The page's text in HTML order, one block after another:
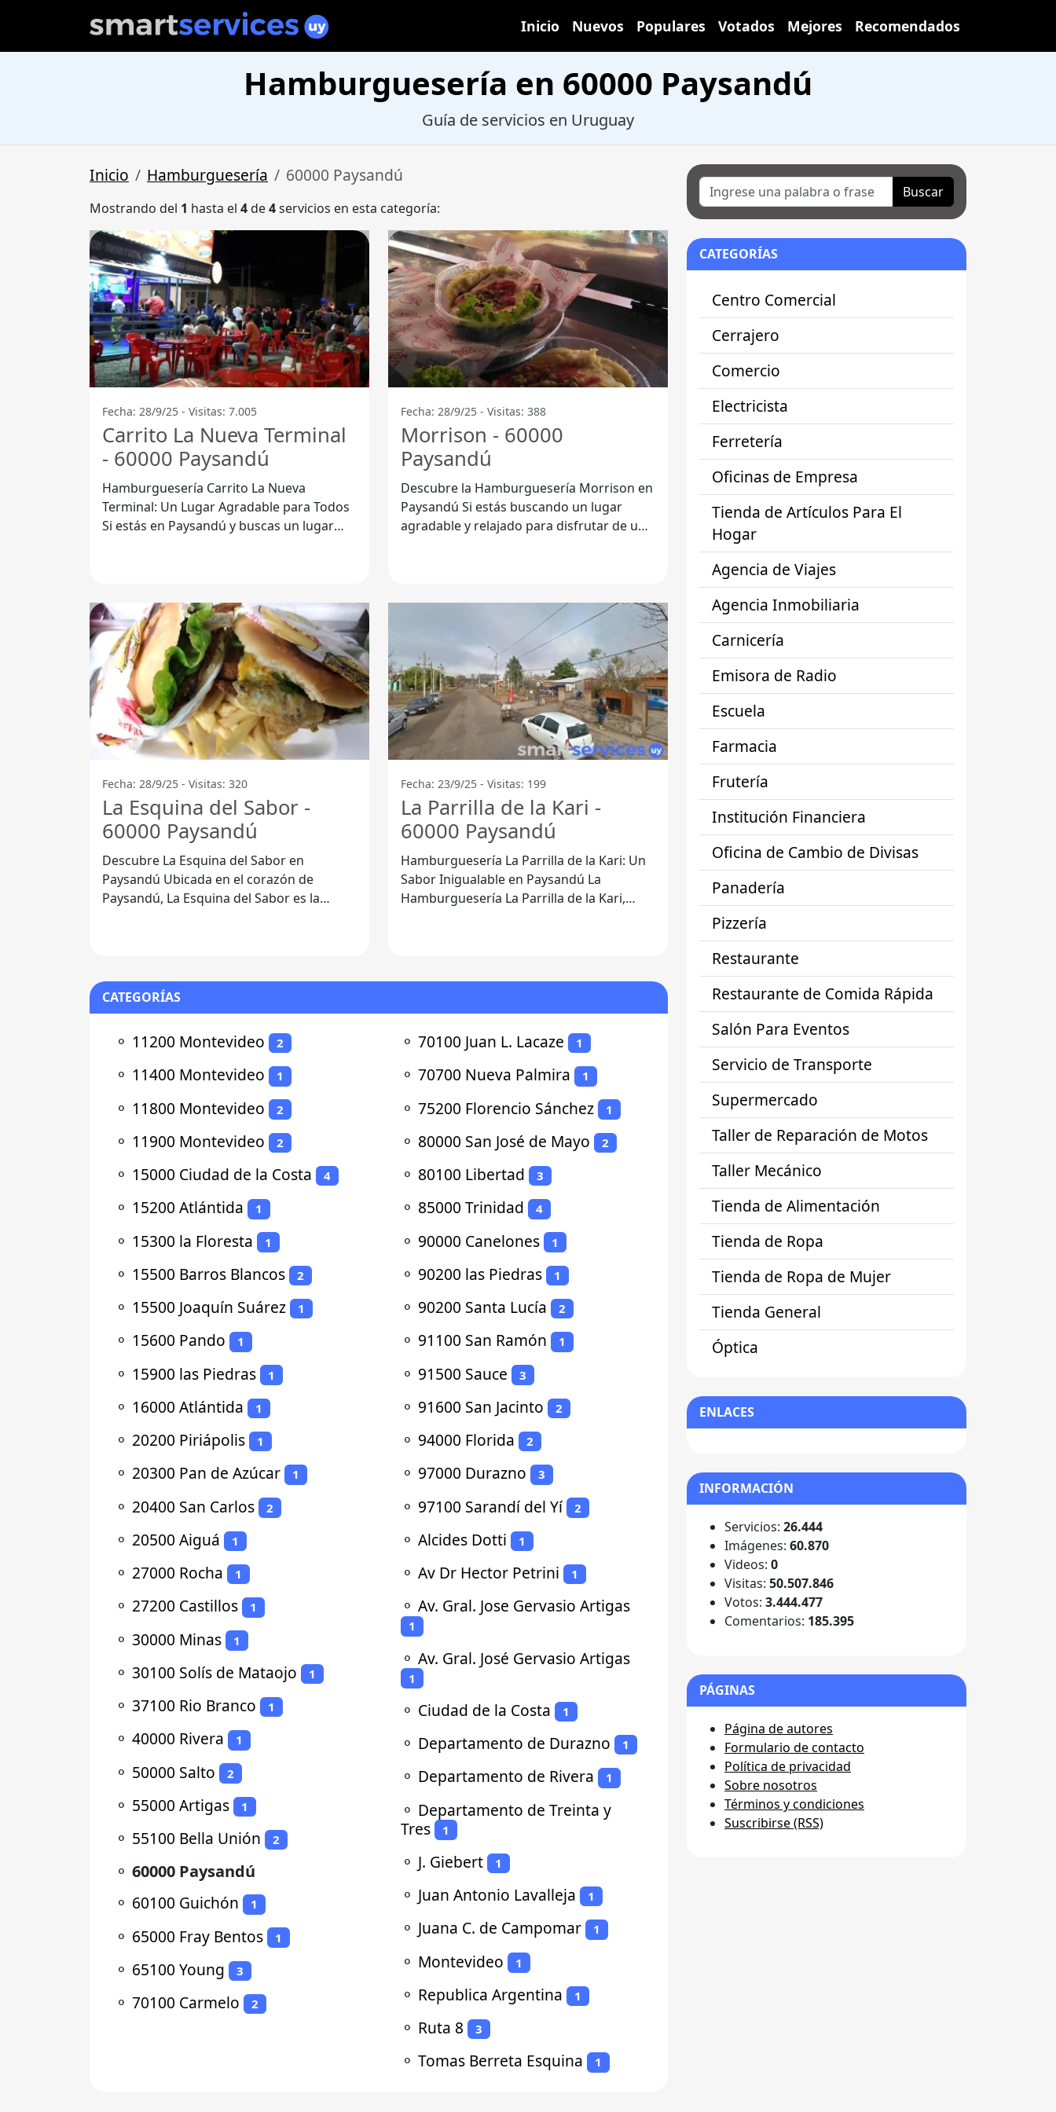
Inicio Nuevos Populares Votados Mejores Recomendados
Hamburguesería en 60000 Paysandú
Guía de servicios en Uruguay
Inicio Hamburguesería 60000 Paysandú
Mostrando del 1 hasta el 4de4servicios en esta categoría:
Fecha: 28/9/25 - Visitas: 7.005
Carrito La Nueva Terminal
- 60000 Paysandú
Hamburguesería Carrito La Nueva
Terminal: Un Lugar Agradable para Todos
Si estás en Paysandú y buscas un lugar
Fecha: 28/9/25 - Visitas: 388
Morrison - 60000
Paysandú
Descubre la Hamburguesería Morrison en
Paysandú Si estás buscando un lugar
agradable y relajado para disfrutar de una
Fecha: 28/9/25 - Visitas: 320
La Esquina del Sabor -
60000 Paysandú
Descubre La Esquina del Sabor en
Paysandú Ubicada en el corazón de
Paysandú, La Esquina del Sabor es la
Fecha: 23/9/25 - Visitas: 199
La Parrilla de la Kari -
60000 Paysandú
Hamburguesería La Parrilla de la Kari: Un
Sabor Inigualable en Paysandú La
Hamburguesería La Parrilla de la Kari,
CATEGORÍAS
⚬ 11200 Montevideo 2
⚬ 11400 Montevideo 1
⚬ 11800 Montevideo 2
⚬ 11900 Montevideo 2
⚬ 15000 Ciudad de la Costa 4
⚬ 15200 Atlántida 1
⚬ 15300 la Floresta 1
⚬ 15500 Barros Blancos 2
⚬ 15500 Joaquín Suárez 1
⚬ 15600 Pando 1
⚬ 15900 las Piedras 1
⚬ 16000 Atlántida 1
⚬ 20200 Piriápolis 1
⚬ 20300 Pan de Azúcar 1
⚬ 20400 San Carlos 2
⚬ 20500 Aiguá 1
⚬ 27000 Rocha 1
⚬ 27200 Castillos 1
⚬ 30000 Minas 1
⚬ 30100 Solís de Mataojo 1
⚬ 37100 Rio Branco 1
⚬ 40000 Rivera 1
⚬ 50000 Salto 2
⚬ 55000 Artigas 1
⚬ 55100 Bella Unión 2
⚬ 60000 Paysandú
⚬ 60100 Guichón 1
⚬ 65000 Fray Bentos 1
⚬ 65100 Young 3
⚬ 70100 Carmelo 2
⚬ 70100 Juan L. Lacaze 1
⚬ 70700 Nueva Palmira 1
⚬ 75200 Florencio Sánchez 1
⚬ 80000 San José de Mayo 2
⚬ 80100 Libertad 3
⚬ 85000 Trinidad 4
⚬ 90000 Canelones 1
⚬ 90200 las Piedras 1
⚬ 90200 Santa Lucía 2
⚬ 91100 San Ramón 1
⚬ 91500 Sauce 3
⚬ 91600 San Jacinto 2
⚬ 94000 Florida 2
⚬ 97000 Durazno 3
⚬ 97100 Sarandí del Yí 2
⚬ Alcides Dotti 1
⚬ Av Dr Hector Petrini 1
⚬ Av. Gral. Jose Gervasio Artigas
1
⚬ Av. Gral. José Gervasio Artigas
1
⚬ Ciudad de la Costa 1
⚬ Departamento de Durazno 1
⚬ Departamento de Rivera 1
⚬ Departamento de Treinta y
Tres
1
⚬ J. Giebert 1
⚬ Juan Antonio Lavalleja 1
⚬ Juana C. de Campomar 1
⚬ Montevideo 1
⚬ Republica Argentina 1
⚬ Ruta 8 3
⚬ Tomas Berreta Esquina 1
Buscar
CATEGORÍAS
Centro Comercial
Cerrajero
Comercio
Electricista
Ferretería
Oficinas de Empresa
Tienda de Artículos Para El
Hogar
Agencia de Viajes
Agencia Inmobiliaria
Carnicería
Emisora de Radio
Escuela
Farmacia
Frutería
Institución Financiera
Oficina de Cambio de Divisas
Panadería
Pizzería
Restaurante
Restaurante de Comida Rápida
Salón Para Eventos
Servicio de Transporte
Supermercado
Taller de Reparación de Motos
Taller Mecánico
Tienda de Alimentación
Tienda de Ropa
Tienda de Ropa de Mujer
Tienda General
Óptica
ENLACES
INFORMACIÓN
Servicios: 26.444
Imágenes: 60.870
Videos: 0
Visitas: 50.507.846
Votos: 3.444.477
Comentarios: 185.395
PÁGINAS
Página de autores
Formulario de contacto
Política de privacidad
Sobre nosotros
Términos y condiciones
Suscribirse (RSS)